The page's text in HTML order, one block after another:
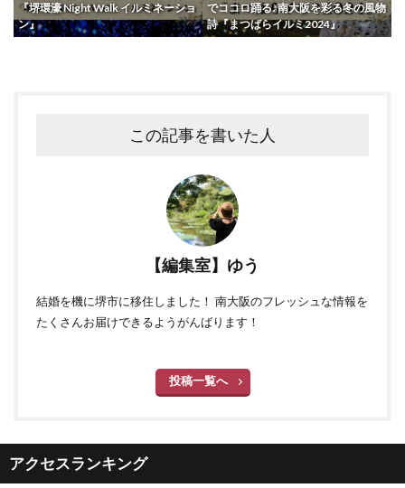
『堺環濠 Night Walk イルミネーショ
ン』
でココロ踊る♪南大阪を彩る冬の風物
詩『まつばらイルミ2024』
この記事を書いた人
【編集室】ゆう
結婚を機に堺市に移住しました！ 南大阪のフレッシュな情報を
たくさんお届けできるようがんばります！
投稿一覧へ
アクセスランキング